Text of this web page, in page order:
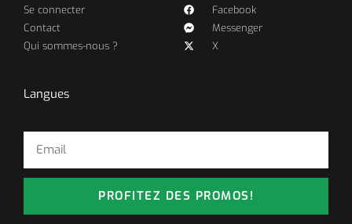
Se connecter
Contact
Qui sommes-nous ?
Facebook
Messenger
X
Langues
PROFITEZ DES PROMOS!